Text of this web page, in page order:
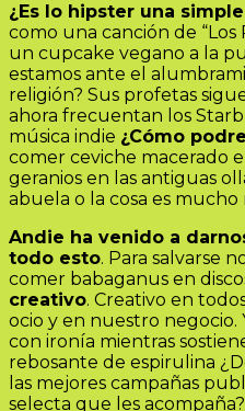
¿Es lo hipster una
como una canción de
un cupcake vegano a la
estamos ante el
religión? Sus profetas
ahora frecuentan los
música indie ¿Cómo
comer ceviche macerado
geranios en las antiguas
abuela o la cosa es
Andie ha venido a
todo esto. Para salvarse
comer babaganus en
creativo. Creativo en
ocio y en nuestro
con ironía mientras
rebosante de espirulina
las mejores campañas
selecta que les